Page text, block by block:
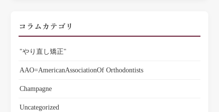
コラムカテゴリ
"やり直し矯正"
AAO=AmericanAssociationOf Orthodontists
Champagne
Uncategorized